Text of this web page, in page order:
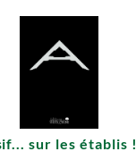
sur les établis !